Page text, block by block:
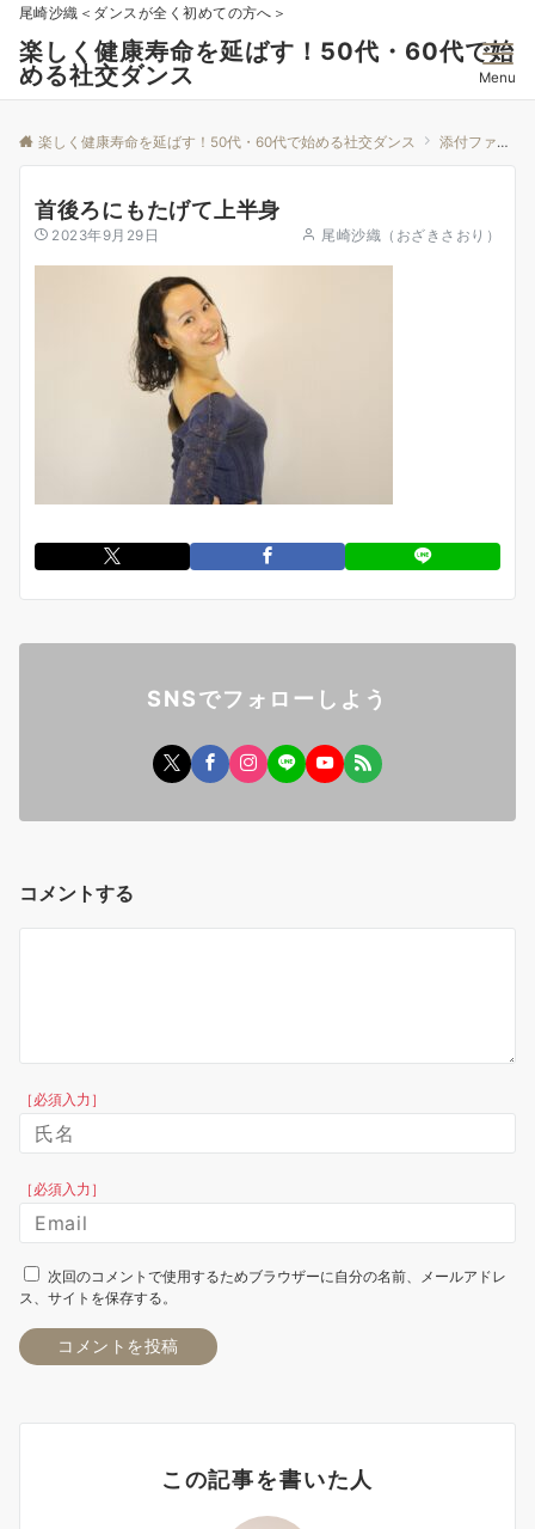
尾崎沙織＜ダンスが全く初めての方へ＞
楽しく健康寿命を延ばす！50代・60代で始
める社交ダンス
Menu
楽しく健康寿命を延ばす！50代・60代で始める社交ダンス 添付ファイル
首後ろにもたげて上半身
2023年9月29日 尾崎沙織（おざきさおり）
SNSでフォローしよう
コメントする
［必須入力］
［必須入力］
次回のコメントで使用するためブラウザーに自分の名前、メールアドレ
ス、サイトを保存する。
この記事を書いた人